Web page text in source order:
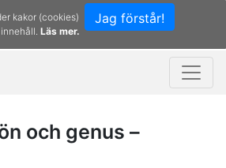
Jag förstår!
kakor (cookies)
Läs mer.
och genus –